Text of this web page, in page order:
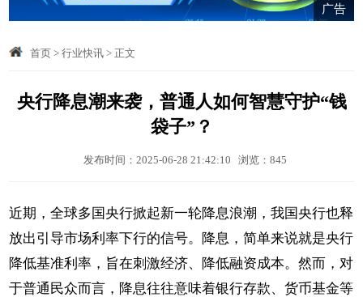
广告
首页> 行业快讯> 正文
央行降息潮来袭，普通人如何智慧守护“钱
袋子”？
发布时间：2025-06-28 21:42:10 浏览：845
近期，全球多国央行掀起新一轮降息浪潮，我国央行也释
放出引导市场利率下行的信号。降息，简单来说就是央行
降低基准利率，旨在刺激经济、降低融资成本。然而，对
于普通民众而言，降息往往意味着银行存款、货币基金等